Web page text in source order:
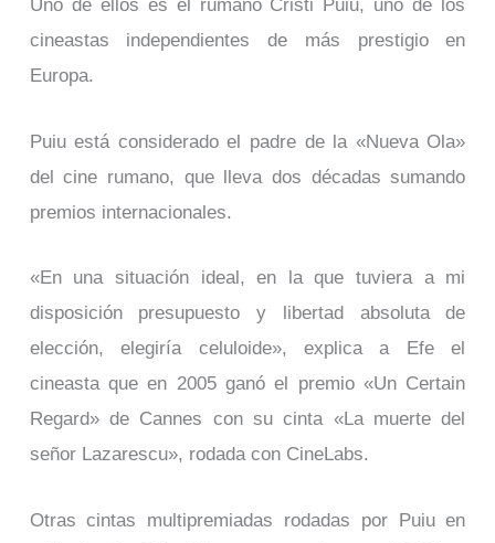
Uno de ellos es el rumano Cristi Puiu, uno de los
cineastas independientes de más prestigio en
Europa.
Puiu está considerado el padre de la «Nueva Ola»
del cine rumano, que lleva dos décadas sumando
premios internacionales.
«En una situación ideal, en la que tuviera a mi
disposición presupuesto y libertad absoluta de
elección, elegiría celuloide», explica a Efe el
cineasta que en 2005 ganó el premio «Un Certain
Regard» de Cannes con su cinta «La muerte del
señor Lazarescu», rodada con CineLabs.
Otras cintas multipremiadas rodadas por Puiu en